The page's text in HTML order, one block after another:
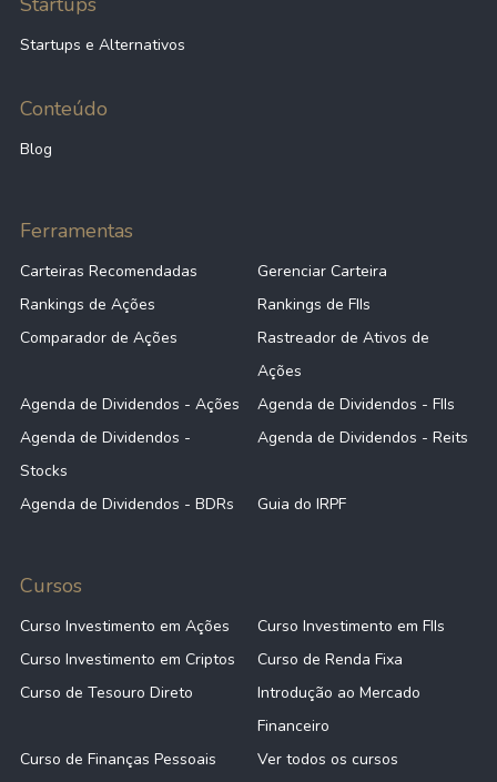
Startups e Alternativos
Conteúdo
Blog
Ferramentas
Carteiras Recomendadas
Gerenciar Carteira
Rankings de Ações
Rankings de FIIs
Comparador de Ações
Rastreador de Ativos de
Ações
Agenda de Dividendos - Ações
Agenda de Dividendos - FIIs
Agenda de Dividendos -
Stocks
Agenda de Dividendos - Reits
Agenda de Dividendos - BDRs Guia do IRPF
Cursos
Curso Investimento em Ações
Curso Investimento em FIIs
Curso Investimento em Criptos
Curso de Renda Fixa
Curso de Tesouro Direto
Introdução ao Mercado
Financeiro
Curso de Finanças Pessoais
Ver todos os cursos